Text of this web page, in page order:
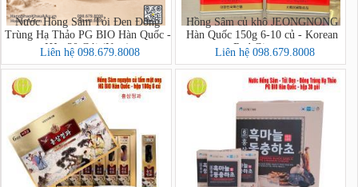
Nước Hồng Sâm Tỏi Đen Đông
Trùng Hạ Thảo PG BIO Hàn Quốc -
Hộp 30 Gói (New)
Liên hệ 098.679.8008
Hồng Sâm củ khô JEONGNONG
Hàn Quốc 150g 6-10 củ - Korean
Red Ginseng
Liên hệ 098.679.8008